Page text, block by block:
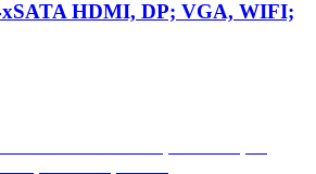
HDMI, DP; VGA, WIFI;